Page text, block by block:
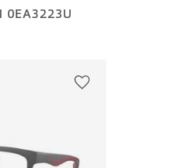
0EA3223U